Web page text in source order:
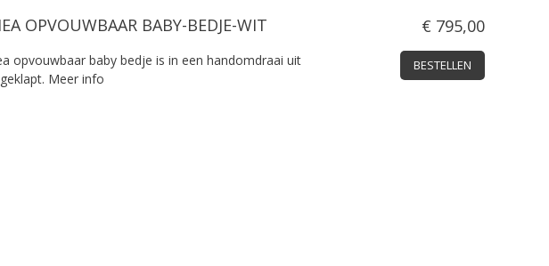
OPVOUWBAAR BABY-BEDJE-WIT € 795,00
BESTELLEN
opvouwbaar baby bedje is in een handomdraai uit
Meer info